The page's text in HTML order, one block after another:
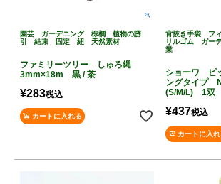
園芸 ガーデニング 棕櫚 植物の誘
引 結束 固定 紐 天然素材
ファミリーツリー しゅろ縄
3mm×18m 黒 / 茶
¥283税込
カートに入れる
背抜き手袋 フ
リルゴム ガー
業
ショーワ ピ
ングタイプ
(S/M/L) 1双
¥437税込
カートに入れ